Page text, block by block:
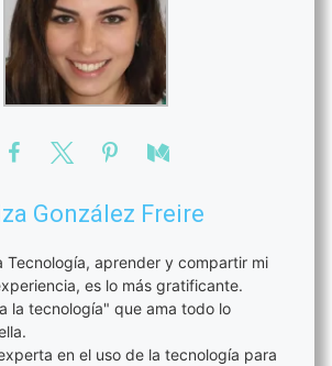
González Freire
Tecnología, aprender y compartir mi
es lo más gratificante.
la tecnología" que ama todo lo
en el uso de la tecnología para